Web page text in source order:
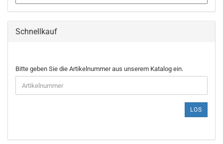
Schnellkauf
BITTE
GEBEN
SIE
DIE
EIN.
Bitte geben Sie die Artikelnummer aus unserem Katalog ein.
LOS